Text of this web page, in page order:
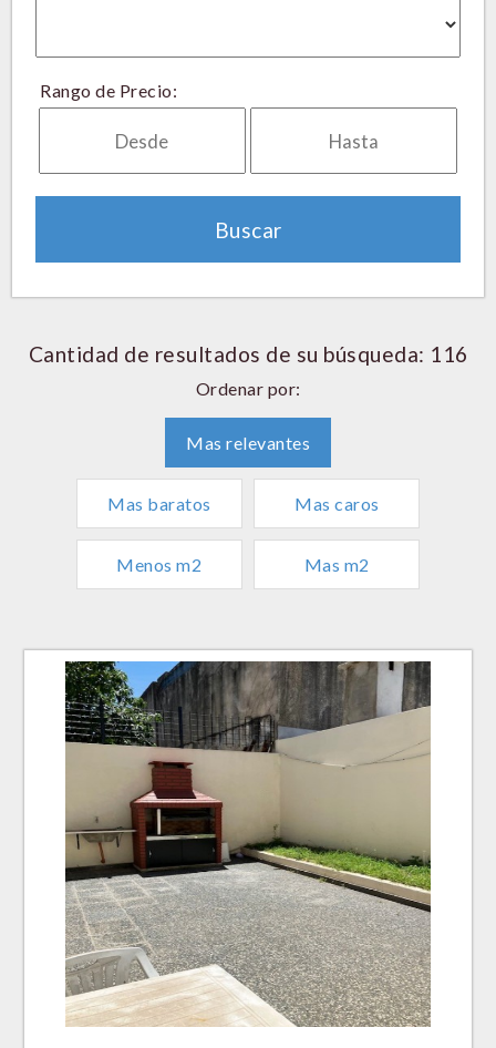
Rango de Precio:
Cantidad de resultados de su búsqueda: 116
Ordenar por:
Mas relevantes
Mas baratos Mas caros
Menos m2 Mas m2